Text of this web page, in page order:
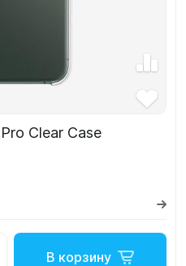
Clear Case
В корзину